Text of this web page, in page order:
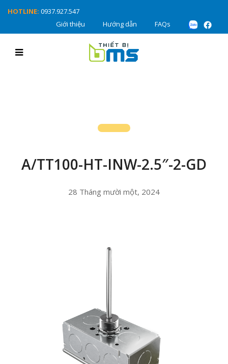
HOTLINE: 0937.927.547
Giới thiệu
Hướng dẫn FAQs
A/TT100-HT-INW-2.5″-2-GD
28 Tháng mười một, 2024